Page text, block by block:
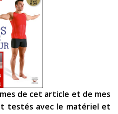
de cet article et de mes
testés avec le matériel et